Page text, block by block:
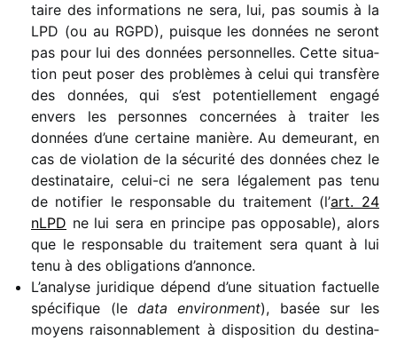
taire des infor­ma­tions ne sera, lui, pas soumis à la
LPD (ou au RGPD), puisque les données ne seront
pas pour lui des données person­nelles. Cette situa­
tion peut poser des problèmes à celui qui trans­fère
des données, qui s’est poten­tiel­le­ment engagé
envers les personnes concer­nées à trai­ter les
données d’une certaine manière. Au demeu­rant, en
cas de viola­tion de la sécu­rité des données chez le
desti­na­taire, celui-ci ne sera léga­le­ment pas tenu
de noti­fier le respon­sable du trai­te­ment (l’art. 24
nLPD ne lui sera en prin­cipe pas oppo­sable), alors
que le respon­sable du trai­te­ment sera quant à lui
tenu à des obli­ga­tions d’annonce.
L’analyse juri­dique dépend d’une situa­tion factuelle
spéci­fique (le data envi­ron­ment), basée sur les
moyens raison­na­ble­ment à dispo­si­tion du desti­na­